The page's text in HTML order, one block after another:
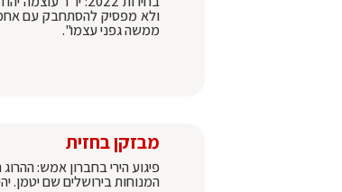
ולא מפסיק להסתחבק עם
ממשה גפני עצמו".
מבזקן בחזית
המנוחות בירושלים שם יטמן.